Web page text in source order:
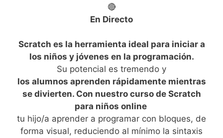
🔴
En Directo
Scratch es la herramienta ideal para iniciar a
los niños y jóvenes en la programación.
Su potencial es tremendo y
los alumnos aprenden rápidamente mientras
se divierten. Con nuestro curso de Scratch
para niños online
tu hijo/a aprender a programar con bloques, de
forma visual, reduciendo al mínimo la sintaxis